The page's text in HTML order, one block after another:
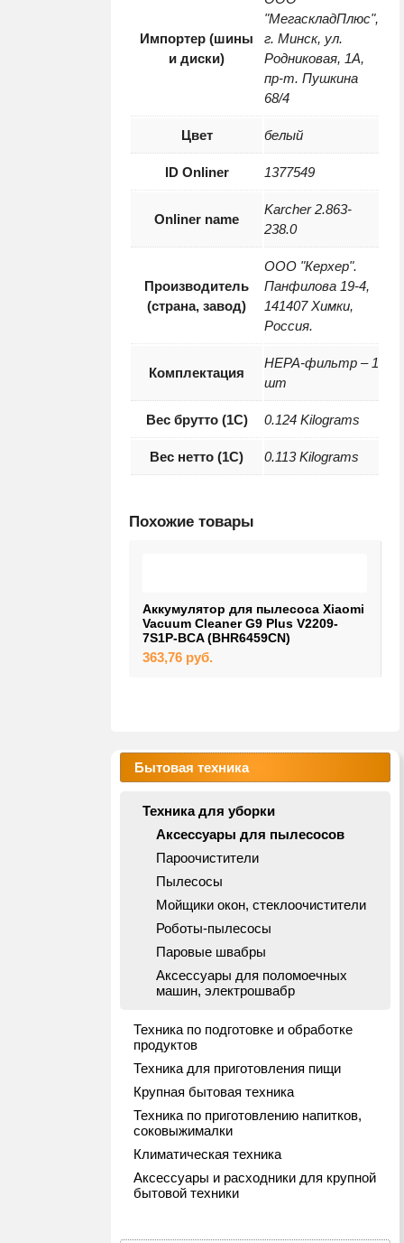
Импортер (шины
и диски)
"МегаскладПлюс",
г. Минск, ул.
Родниковая, 1А,
пр-т. Пушкина
68/4
Цвет белый
ID Onliner 1377549
Onliner name
Karcher 2.863-
238.0
Производитель
(страна, завод)
ООО "Керхер".
Панфилова 19-4,
141407 Химки,
Россия.
Комплектация
HEPA-фильтр – 1
шт
Вес брутто (1С) 0.124 Kilograms
Вес нетто (1С) 0.113 Kilograms
Похожие товары
Аккумулятор для пылесоса Xiaomi
Vacuum Cleaner G9 Plus V2209-
7S1P-BCA (BHR6459CN)
363,76 руб.
Бытовая техника
Техника для уборки
Аксессуары для пылесосов
Пароочистители
Пылесосы
Мойщики окон, стеклоочистители
Роботы-пылесосы
Паровые швабры
Аксессуары для поломоечных
машин, электрошвабр
Техника по подготовке и обработке
продуктов
Техника для приготовления пищи
Крупная бытовая техника
Техника по приготовлению напитков,
соковыжималки
Климатическая техника
Аксессуары и расходники для крупной
бытовой техники